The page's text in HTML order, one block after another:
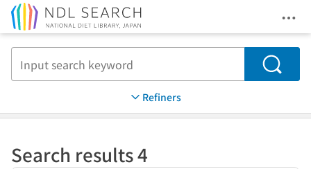
Search
Refiners
Search results 4